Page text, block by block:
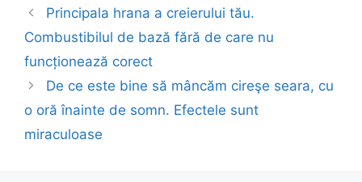
Post
navigation
Principala hrana a creierului tău.
Combustibilul de bază fără de care nu
funcționează corect
De ce este bine să mâncăm cireşe seara, cu
o oră înainte de somn. Efectele sunt
miraculoase